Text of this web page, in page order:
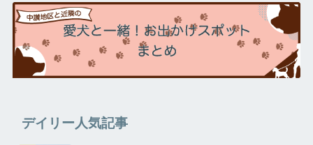
デイリー人気記事